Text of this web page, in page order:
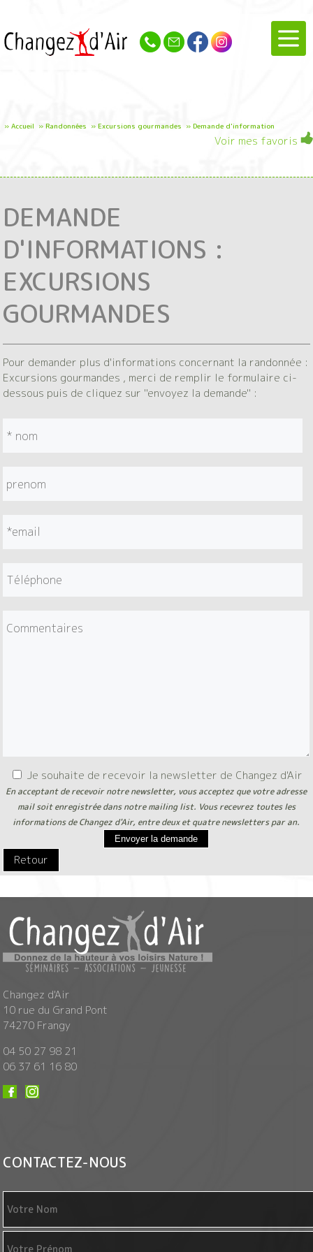
» Accueil » Randonnées » Excursions gourmandes » Demande d'information
Voir mes favoris
DEMANDE
D'INFORMATIONS :
EXCURSIONS
GOURMANDES
Pour demander plus d'informations concernant la randonnée :
Excursions gourmandes , merci de remplir le formulaire ci-
dessous puis de cliquez sur "envoyez la demande" :
Je souhaite de recevoir la newsletter de Changez d'Air
En acceptant de recevoir notre newsletter, vous acceptez que votre adresse
mail soit enregistrée dans notre mailing list. Vous recevrez toutes les
informations de Changez d'Air, entre deux et quatre newsletters par an.
Envoyer la demande
Retour
Changez d'Air
10 rue du Grand Pont
74270 Frangy
04 50 27 98 21
06 37 61 16 80
CONTACTEZ-NOUS